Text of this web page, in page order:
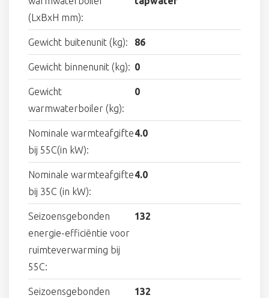
(LxBxH mm):
Gewicht buitenunit (kg): 86
Gewicht binnenunit (kg): 0
Gewicht
warmwaterboiler (kg):
0
Nominale warmteafgifte
bij 55C(in kW):
4.0
Nominale warmteafgifte
bij 35C (in kW):
4.0
Seizoensgebonden
energie-efficiëntie voor
ruimteverwarming bij
55C:
132
Seizoensgebonden
132